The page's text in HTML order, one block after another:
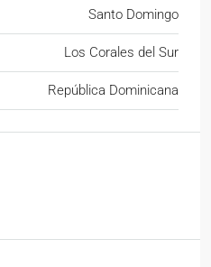
Santo Domingo
Los Corales del Sur
República Dominicana